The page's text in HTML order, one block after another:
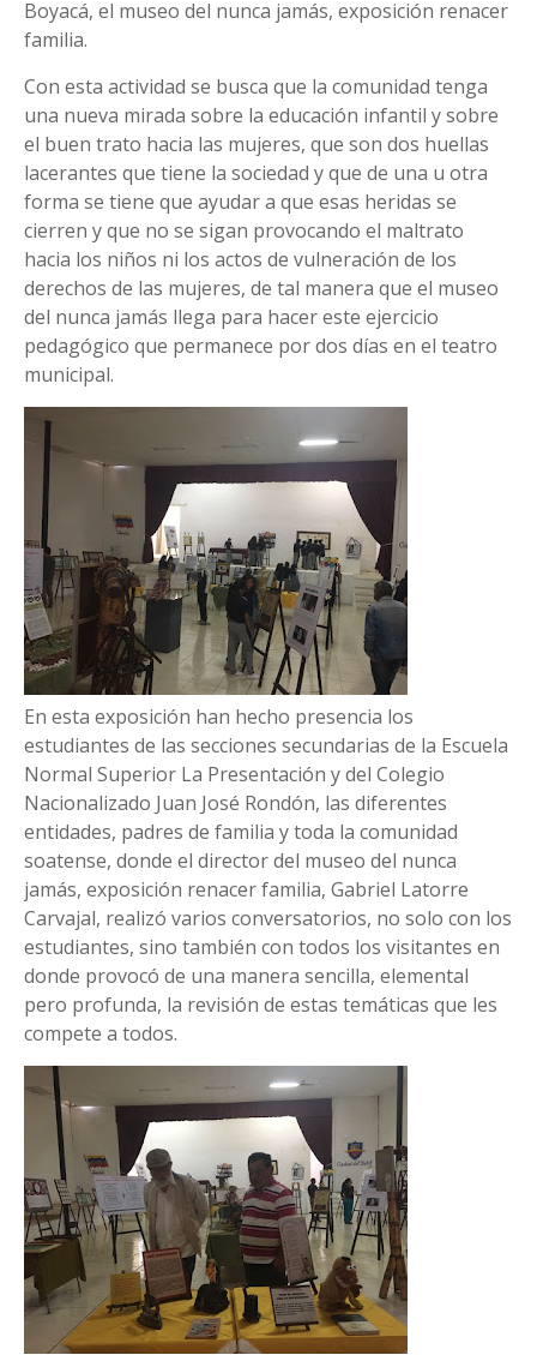
Boyacá, el museo del nunca jamás, exposición renacer
familia.
Con esta actividad se busca que la comunidad tenga
una nueva mirada sobre la educación infantil y sobre
el buen trato hacia las mujeres, que son dos huellas
lacerantes que tiene la sociedad y que de una u otra
forma se tiene que ayudar a que esas heridas se
cierren y que no se sigan provocando el maltrato
hacia los niños ni los actos de vulneración de los
derechos de las mujeres, de tal manera que el museo
del nunca jamás llega para hacer este ejercicio
pedagógico que permanece por dos días en el teatro
municipal.
En esta exposición han hecho presencia los
estudiantes de las secciones secundarias de la Escuela
Normal Superior La Presentación y del Colegio
Nacionalizado Juan José Rondón, las diferentes
entidades, padres de familia y toda la comunidad
soatense, donde el director del museo del nunca
jamás, exposición renacer familia, Gabriel Latorre
Carvajal, realizó varios conversatorios, no solo con los
estudiantes, sino también con todos los visitantes en
donde provocó de una manera sencilla, elemental
pero profunda, la revisión de estas temáticas que les
compete a todos.